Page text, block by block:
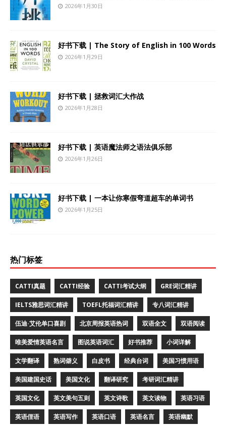
2026年1月30日
好书下载 | The Story of English in 100 Words
2026年1月29日
好书下载 | 拯救词汇大作战
2026年1月28日
好书下载 | 英语魔法师之语法俱乐部
2026年1月26日
好书下载 | 一本让你寒假弯道超车的单词书
2026年1月25日
热门标签
CATTI真题 CATTI经验 CATTI考试大纲 GRE词汇精讲
IELTS雅思词汇精讲 TOEFL托福词汇精讲 专八词汇精讲
伍迪·艾伦单口喜剧 北京周报英语热词 双语全文 双语阅读
唯美爱情英语名言 图说英语词汇 好书推荐 小词详解
文学翻译 熟词僻义 白皮书 经典台词 美国习惯用语
美国建国史话 美国文化 翻译研究 考研词汇精讲
英国文化 英文美句五则 英文诗歌 英文读物 英语习语
英语俚语 英语写作 英语口语 英语名言 英语幽默